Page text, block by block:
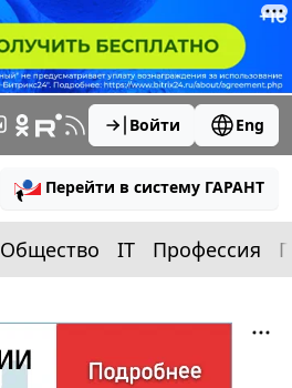
Войти Eng
Перейти в систему ГАРАНТ
Общество IT Профессия